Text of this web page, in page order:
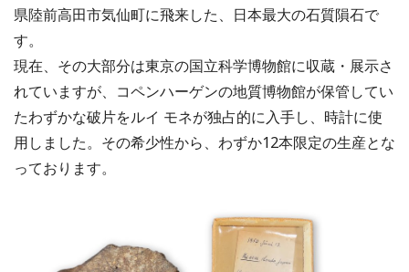
県陸前高田市気仙町に飛来した、日本最大の石質隕石で
す。
現在、その大部分は東京の国立科学博物館に収蔵・展示さ
れていますが、コペンハーゲンの地質博物館が保管してい
たわずかな破片をルイ モネが独占的に入手し、時計に使
用しました。その希少性から、わずか12本限定の生産とな
っております。